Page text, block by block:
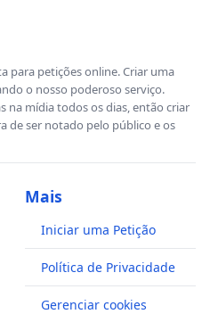
para petições online. Criar uma
o nosso poderoso serviço.
na mídia todos os dias, então criar
de ser notado pelo público e os
Mais
Iniciar uma Petição
Política de Privacidade
Gerenciar cookies